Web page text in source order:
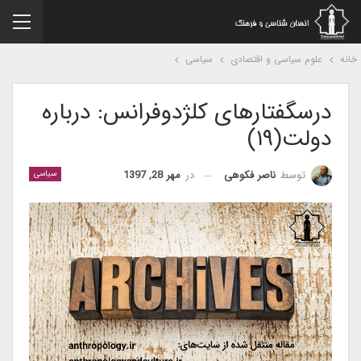
علوم سیاسی و اقتصادی سیاسی
درسگفتارهای کلژدوفرانس: درباره
دولت(۱۹)
سیاسی توسطناصر فکوهی درمهر 28, 1397